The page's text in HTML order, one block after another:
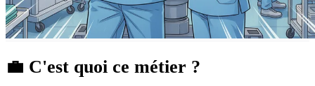
💼 C'est quoi ce métier ?